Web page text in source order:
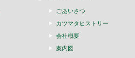
ごあいさつ
カツマタヒストリー
会社概要
案内図